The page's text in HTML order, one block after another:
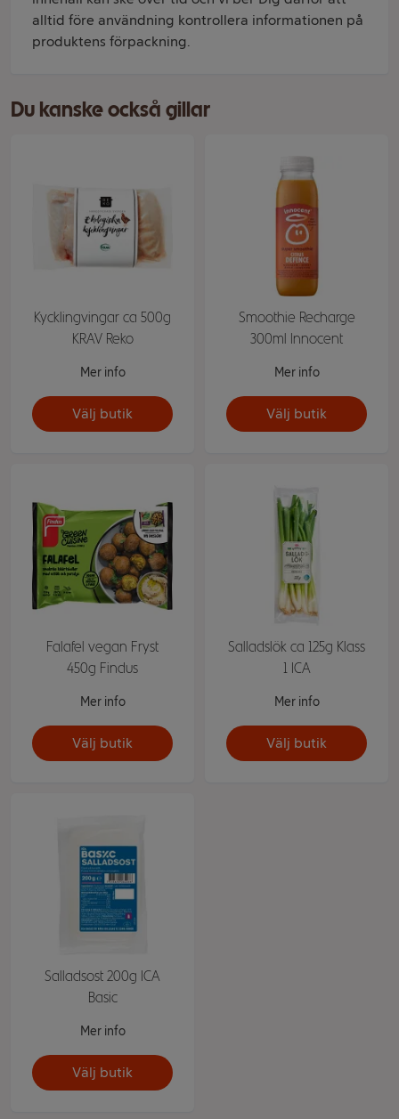
alltid före användning kontrollera informationen på
produktens förpackning.
Du kanske också gillar
Kycklingvingar ca 500g
KRAV Reko
Mer info
Välj butik
Smoothie Recharge
300ml Innocent
Mer info
Välj butik
Falafel vegan Fryst
450g Findus
Mer info
Välj butik
Salladslök ca 125g Klass
1 ICA
Mer info
Välj butik
Salladsost 200g ICA
Basic
Mer info
Välj butik